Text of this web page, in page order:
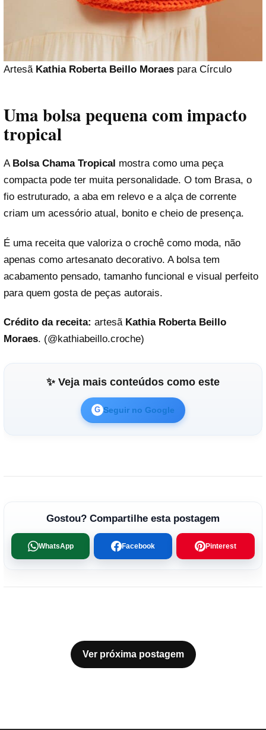
Artesã Kathia Roberta Beillo Moraes para Círculo
Uma bolsa pequena com impacto
tropical
A Bolsa Chama Tropical mostra como uma peça
compacta pode ter muita personalidade. O tom Brasa, o
fio estruturado, a aba em relevo e a alça de corrente
criam um acessório atual, bonito e cheio de presença.
É uma receita que valoriza o crochê como moda, não
apenas como artesanato decorativo. A bolsa tem
acabamento pensado, tamanho funcional e visual perfeito
para quem gosta de peças autorais.
Crédito da receita: artesã Kathia Roberta Beillo
Moraes. (@kathiabeillo.croche)
✨ Veja mais conteúdos como este
G Seguir no Google
Gostou? Compartilhe esta postagem
WhatsApp Facebook Pinterest
Ver próxima postagem